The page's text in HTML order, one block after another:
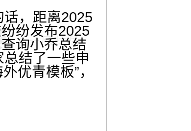
，距离2025
纷发布2025
询小乔总结
结了一些申
优青模板”，